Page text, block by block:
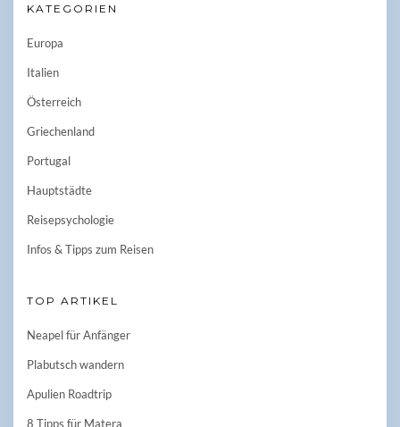
KATEGORIEN
Europa
Italien
Österreich
Griechenland
Portugal
Hauptstädte
Reisepsychologie
Infos & Tipps zum Reisen
TOP ARTIKEL
Neapel für Anfänger
Plabutsch wandern
Apulien Roadtrip
8 Tipps für Matera